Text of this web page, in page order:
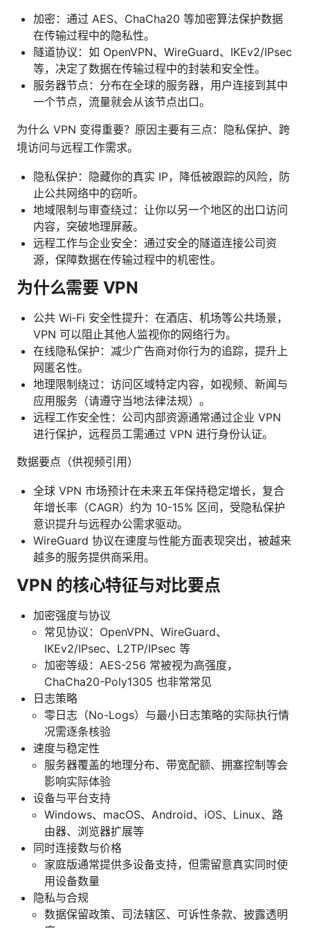
加密：通过 AES、ChaCha20 等加密算法保护数据
在传输过程中的隐私性。
隧道协议：如 OpenVPN、WireGuard、IKEv2/IPsec
等，决定了数据在传输过程中的封装和安全性。
服务器节点：分布在全球的服务器，用户连接到其中
一个节点，流量就会从该节点出口。
为什么 VPN 变得重要？原因主要有三点：隐私保护、跨
境访问与远程工作需求。
隐私保护：隐藏你的真实 IP，降低被跟踪的风险，防
止公共网络中的窃听。
地域限制与审查绕过：让你以另一个地区的出口访问
内容，突破地理屏蔽。
远程工作与企业安全：通过安全的隧道连接公司资
源，保障数据在传输过程中的机密性。
为什么需要 VPN
公共 Wi‑Fi 安全性提升：在酒店、机场等公共场景，
VPN 可以阻止其他人监视你的网络行为。
在线隐私保护：减少广告商对你行为的追踪，提升上
网匿名性。
地理限制绕过：访问区域特定内容，如视频、新闻与
应用服务（请遵守当地法律法规）。
远程工作安全性：公司内部资源通常通过企业 VPN
进行保护，远程员工需通过 VPN 进行身份认证。
数据要点（供视频引用）
全球 VPN 市场预计在未来五年保持稳定增长，复合
年增长率（CAGR）约为 10-15% 区间，受隐私保护
意识提升与远程办公需求驱动。
WireGuard 协议在速度与性能方面表现突出，被越来
越多的服务提供商采用。
VPN 的核心特征与对比要点
加密强度与协议
常见协议：OpenVPN、WireGuard、
IKEv2/IPsec、L2TP/IPsec 等
加密等级：AES-256 常被视为高强度，
ChaCha20-Poly1305 也非常常见
日志策略
零日志（No-Logs）与最小日志策略的实际执行情
况需逐条核验
速度与稳定性
服务器覆盖的地理分布、带宽配额、拥塞控制等会
影响实际体验
设备与平台支持
Windows、macOS、Android、iOS、Linux、路
由器、浏览器扩展等
同时连接数与价格
家庭版通常提供多设备支持，但需留意真实同时使
用设备数量
隐私与合规
数据保留政策、司法辖区、可诉性条款、披露透明